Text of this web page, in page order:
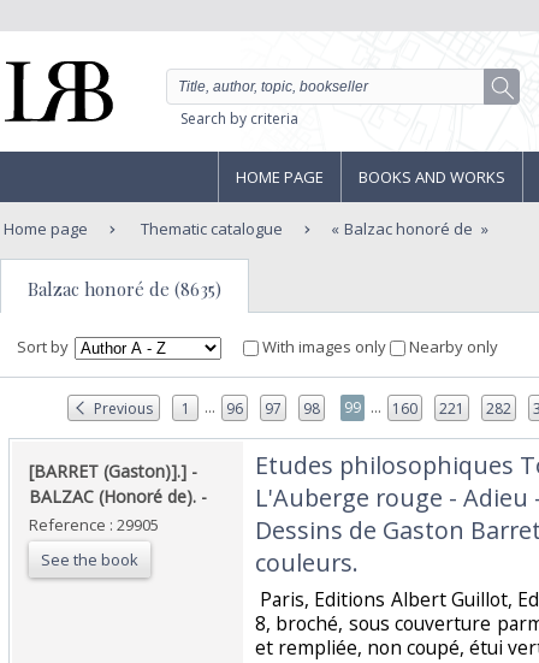
Search by criteria
HOME PAGE BOOKS AND WORKS
Home page Thematic catalogue Balzac honoré de
Balzac honoré de (8635)
Sort by With images only Nearby only
Previous 1 ... 96 97 98 99 ... 160 221 282
‎[BARRET (Gaston)].] - ‎
‎BALZAC (Honoré de). - ‎
Reference : 29905
See the book
‎Etudes philosophiques
L'Auberge rouge -
Dessins de Gaston
couleurs.‎
Paris, Editions Albert Guillot,
8, broché, sous couverture
et rempliée, non coupé, étui